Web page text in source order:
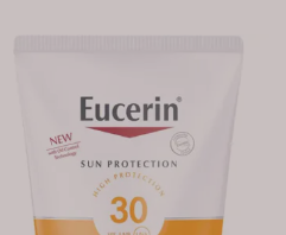
til medlemmer ved kjøp
+